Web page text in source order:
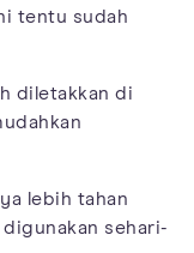
tentu sudah
diletakkan di
lebih tahan
sehari-